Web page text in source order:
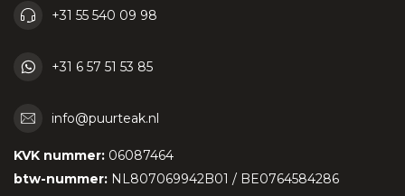
+31 55 540 09 98
+31 6 57 51 53 85
info@puurteak.nl
KVK nummer: 06087464
btw-nummer: NL807069942B01 / BE0764584286